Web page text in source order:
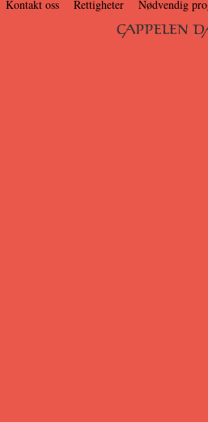
Kontakt oss Rettigheter Nødvendig